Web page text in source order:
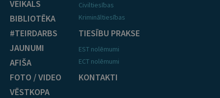
VEIKALS
BIBLIOTĒKA
#TEIRDARBS
JAUNUMI
AFIŠA
FOTO / VIDEO
VĒSTKOPA
Civiltiesības
Krimināltiesības
TIESĪBU PRAKSE
EST nolēmumi
ECT nolēmumi
KONTAKTI